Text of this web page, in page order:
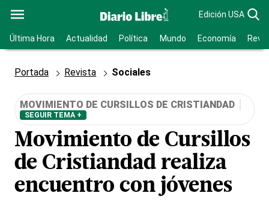
Edición USA
Última Hora Actualidad Política Mundo Economía
Portada Revista Sociales
MOVIMIENTO DE CURSILLOS DE CRISTIANDAD
SEGUIR TEMA +
Movimiento de Cursillos
de Cristiandad realiza
encuentro con jóvenes